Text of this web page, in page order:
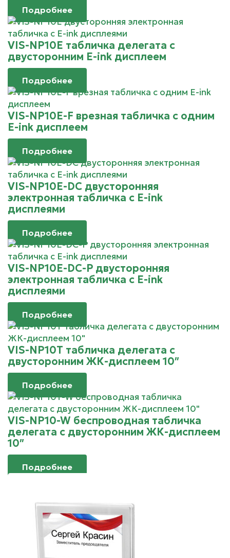
Подробнее
VIS-NP10E табличка делегата с
двусторонним E-ink дисплеем
Подробнее
VIS-NP10E-F врезная табличка с одним
E-ink дисплеем
Подробнее
VIS-NP10E-DC двусторонняя
электронная табличка с E-ink
дисплеями
Подробнее
VIS-NP10E-DC-P двусторонняя
электронная табличка с E-ink
дисплеями
Подробнее
VIS-NP10T табличка делегата с
двусторонним ЖК-дисплеем 10″
Подробнее
VIS-NP10-W беспроводная табличка
делегата с двусторонним ЖК-дисплеем
10″
Подробнее